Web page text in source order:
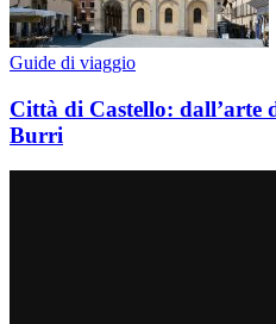
Guide di viaggio
Città di Castello: dall’arte
Burri